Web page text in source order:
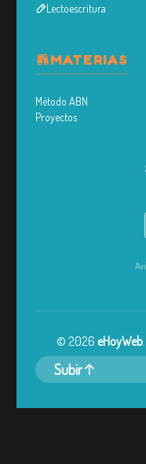
Lectoescritura
MATERIAS
Método ABN
Proyectos
© 2026 eHoyWeb
Subir